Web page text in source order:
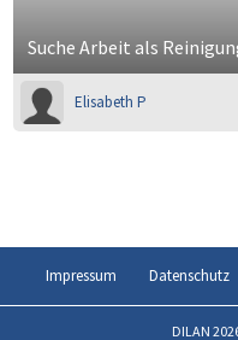
Suche Arbeit als
Elisabeth P
Impressum Datenschutz
DILAN